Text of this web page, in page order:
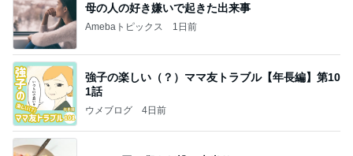
母の人の好き嫌いで起きた出来事
Amebaトピックス 1日前
強子の楽しい（？）ママ友トラブル【年長編】第10
1話
ウメブログ 4日前